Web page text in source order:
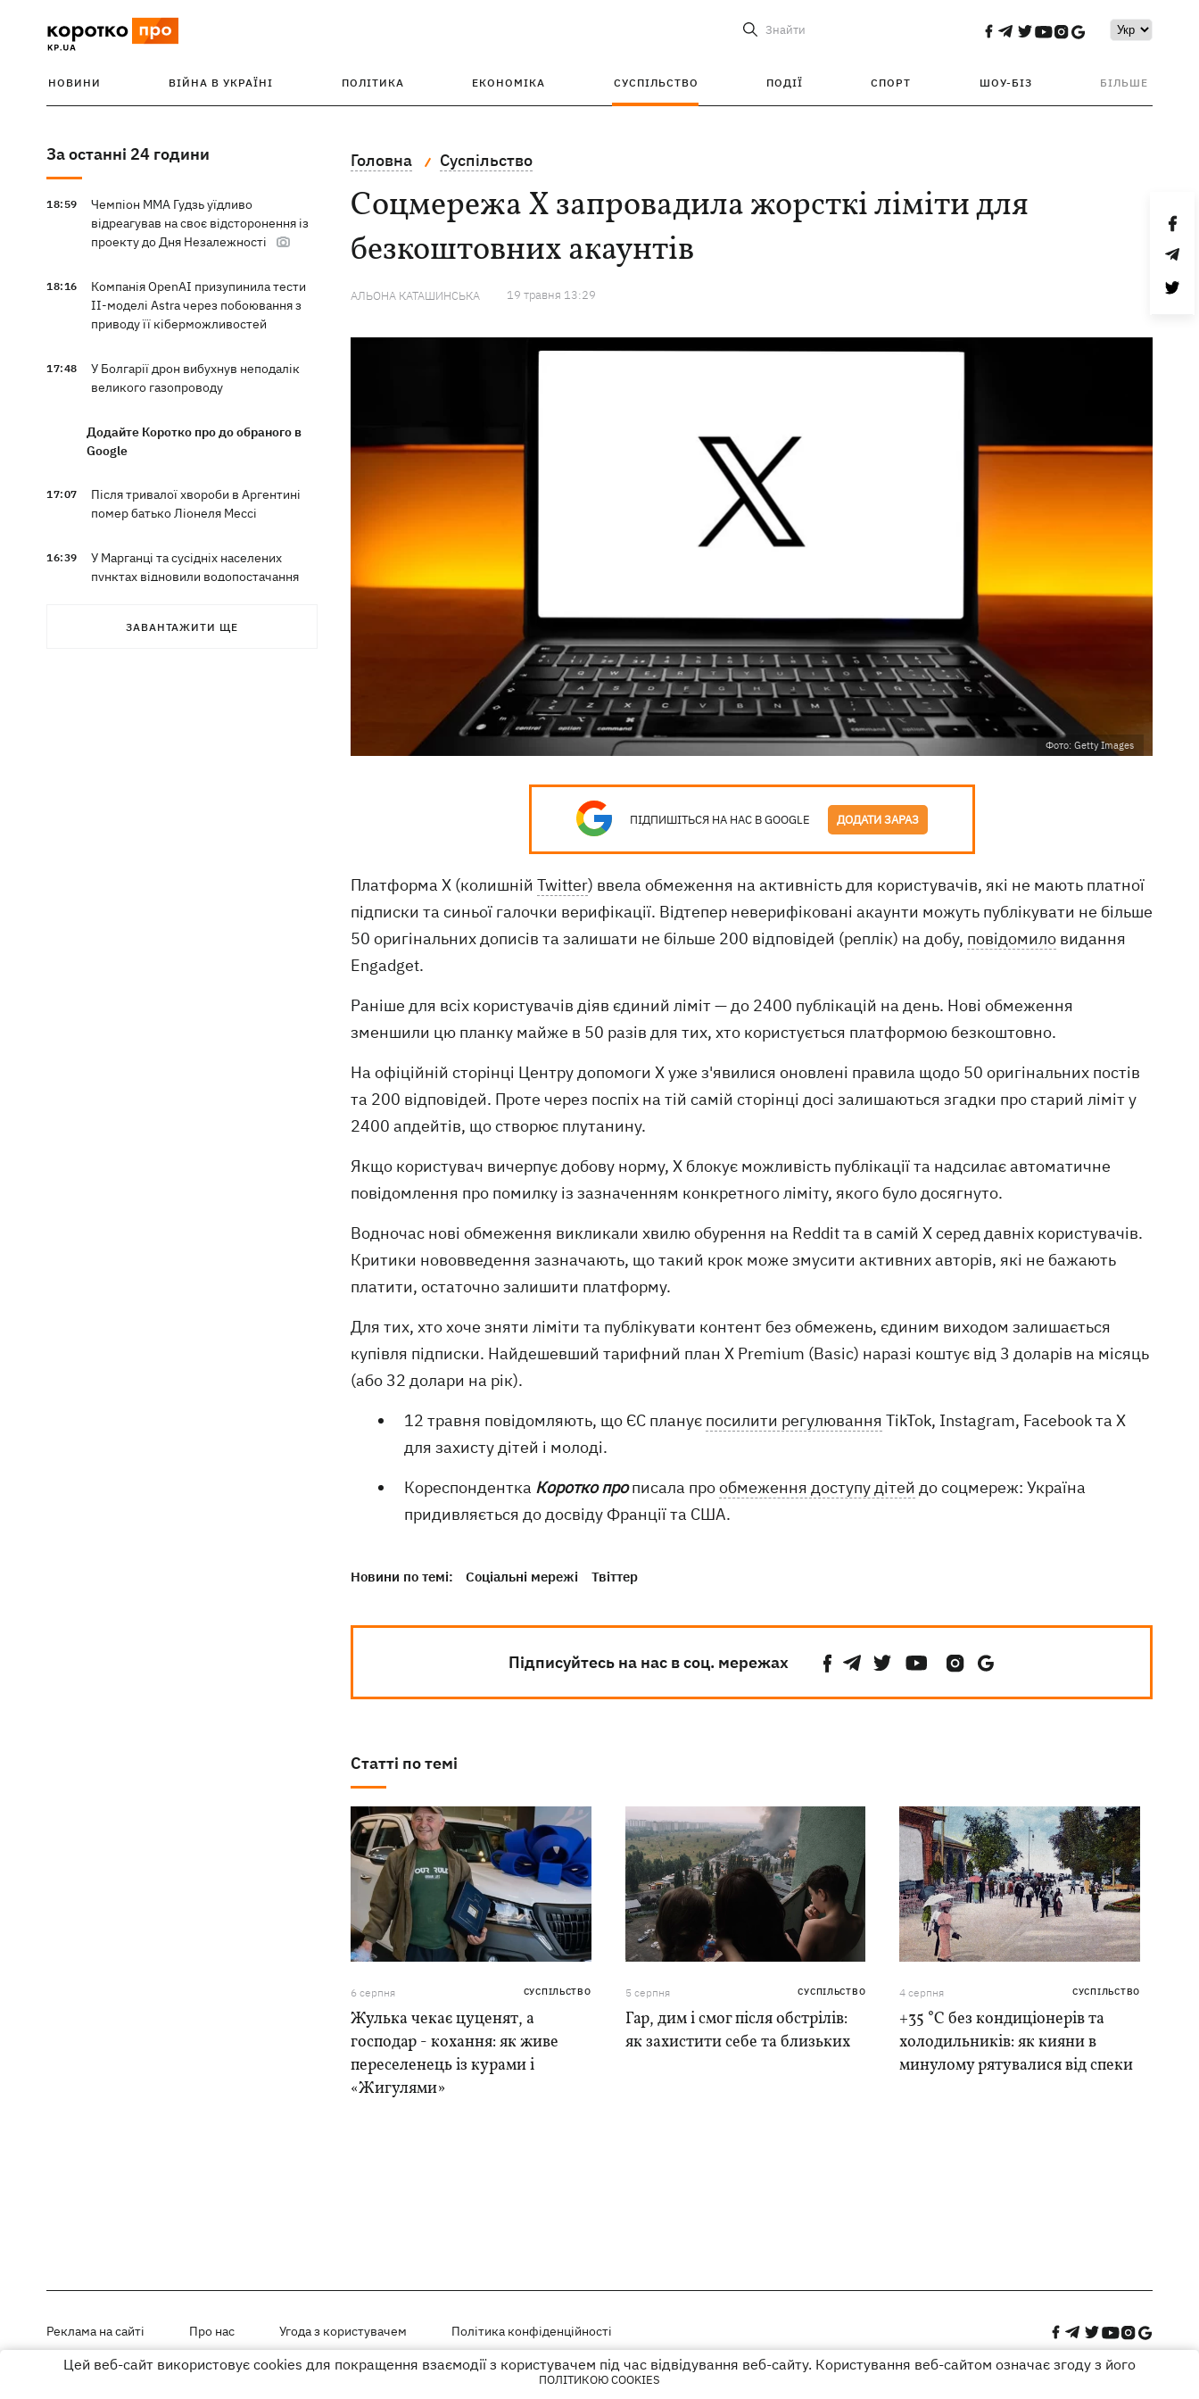
Знайти
НОВИНИ ВІЙНА В УКРАЇНІ ПОЛІТИКА ЕКОНОМІКА СУСПІЛЬСТВО ПОДІЇ СПОРТ ШОУ-БІЗ БІЛЬШЕ
За останні 24 години
18:59
Чемпіон ММА Гудзь уїдливо
відреагував на своє відсторонення із
проекту до Дня Незалежності
18:16
Компанія OpenAI призупинила тести
ІІ-моделі Astra через побоювання з
приводу її кіберможливостей
17:48
У Болгарії дрон вибухнув неподалік
великого газопроводу
Додайте Коротко про до обраного в
Google
17:07
Після тривалої хвороби в Аргентині
помер батько Ліонеля Мессі
16:39
У Марганці та сусідніх населених
пунктах відновили водопостачання
Росіяни атакували рейсовий автобус у
ЗАВАНТАЖИТИ ЩЕ
Головна Суспільство
Соцмережа X запровадила жорсткі ліміти для
безкоштовних акаунтів
АЛЬОНА КАТАШИНСЬКА 19 травня 13:29
Фото: Getty Images
ПІДПИШІТЬСЯ НА НАС В GOOGLE ДОДАТИ ЗАРАЗ
Платформа X (колишній Twitter) ввела обмеження на активність для користувачів, які не мають платної
підписки та синьої галочки верифікації. Відтепер неверифіковані акаунти можуть публікувати не більше
50 оригінальних дописів та залишати не більше 200 відповідей (реплік) на добу, повідомило видання
Engadget.
Раніше для всіх користувачів діяв єдиний ліміт — до 2400 публікацій на день. Нові обмеження
зменшили цю планку майже в 50 разів для тих, хто користується платформою безкоштовно.
На офіційній сторінці Центру допомоги X уже з'явилися оновлені правила щодо 50 оригінальних постів
та 200 відповідей. Проте через поспіх на тій самій сторінці досі залишаються згадки про старий ліміт у
2400 апдейтів, що створює плутанину.
Якщо користувач вичерпує добову норму, X блокує можливість публікації та надсилає автоматичне
повідомлення про помилку із зазначенням конкретного ліміту, якого було досягнуто.
Водночас нові обмеження викликали хвилю обурення на Reddit та в самій X серед давніх користувачів.
Критики нововведення зазначають, що такий крок може змусити активних авторів, які не бажають
платити, остаточно залишити платформу.
Для тих, хто хоче зняти ліміти та публікувати контент без обмежень, єдиним виходом залишається
купівля підписки. Найдешевший тарифний план X Premium (Basic) наразі коштує від 3 доларів на місяць
(або 32 долари на рік).
12 травня повідомляють, що ЄС планує посилити регулювання TikTok, Instagram, Facebook та X
для захисту дітей і молоді.
Кореспондентка Коротко про писала прообмеження доступу дітей до соцмереж: Україна
придивляється до досвіду Франції та США.
Новини по темі: Соціальні мережі Твіттер
Підписуйтесь на нас в соц. мережах
Статті по темі
6 серпня СУСПІЛЬСТВО
Жулька чекає цуценят, а
господар - кохання: як живе
переселенець із курами і
«Жигулями»
5 серпня СУСПІЛЬСТВО
Гар, дим і смог після обстрілів:
як захистити себе та близьких
4 серпня СУСПІЛЬСТВО
+35 °C без кондиціонерів та
холодильників: як кияни в
минулому рятувалися від спеки
Реклама на сайті Про нас Угода з користувачем Політика конфіденційності
Матеріали під рубриками «Новини компанії», «PR» і «Факт» розміщені на правах реклами
Цей веб-сайт використовує cookies для покращення взаємодії з користувачем під час відвідування веб-сайту. Користування веб-сайтом означає згоду з його
ПОЛІТИКОЮ COOKIES